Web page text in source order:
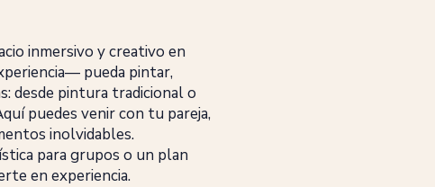
inmersivo y creativo en
pueda pintar,
desde pintura tradicional o
puedes venir con tu pareja,
inolvidables.
para grupos o un plan
en experiencia.